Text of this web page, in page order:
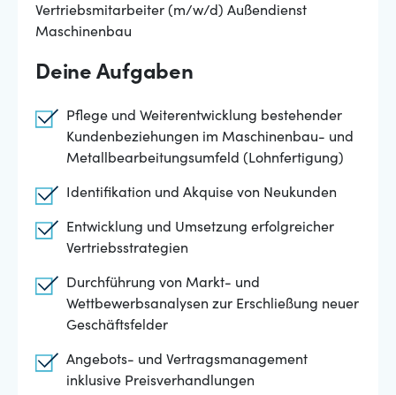
Vertriebsmitarbeiter (m/w/d) Außendienst
Maschinenbau
Deine Aufgaben
Pflege und Weiterentwicklung bestehender
Kundenbeziehungen im Maschinenbau- und
Metallbearbeitungsumfeld (Lohnfertigung)
Identifikation und Akquise von Neukunden
Entwicklung und Umsetzung erfolgreicher
Vertriebsstrategien
Durchführung von Markt- und
Wettbewerbsanalysen zur Erschließung neuer
Geschäftsfelder
Angebots- und Vertragsmanagement
inklusive Preisverhandlungen